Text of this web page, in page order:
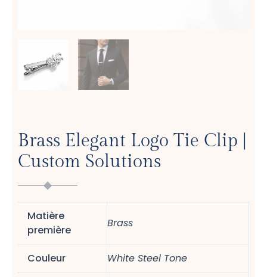
Brass Elegant Logo Tie Clip |
Custom Solutions
Matière
première
Brass
Couleur White Steel Tone